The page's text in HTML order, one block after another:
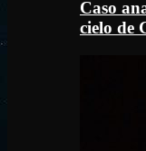
Caso
cielo de